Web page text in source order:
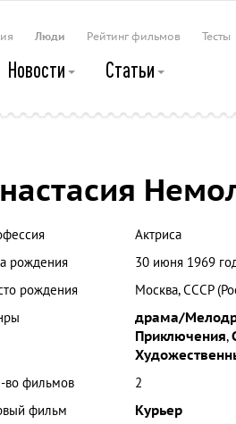
Люди Рейтинг фильмов Тесты
Новости Статьи
Актриса
рождения
30 июня 1969
рождения
Москва, СССР
драма/
Приключения,
во фильмов
2
фильм
Курьер